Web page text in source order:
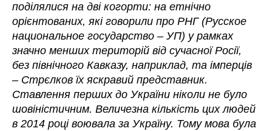
поділялися на дві когорти: на етнічно
орієнтованих, які говорили про РНГ (Русское
национальное государство – УП) у рамках
значно менших територій від сучасної Росії,
без північного Кавказу, наприклад, та імперців
– Стрєлков їх яскравий представник.
Ставлення перших до України ніколи не було
шовіністичним. Величезна кількість цих людей
в 2014 році воювала за Україну. Тому мова була